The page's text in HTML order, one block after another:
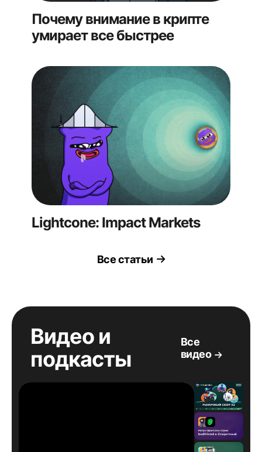
Почему внимание в крипте
умирает все быстрее
Lightcone: Impact Markets
Все статьи
Видео и
подкасты
Все
видео